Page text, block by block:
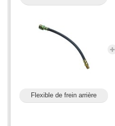
Flexible de frein arrière